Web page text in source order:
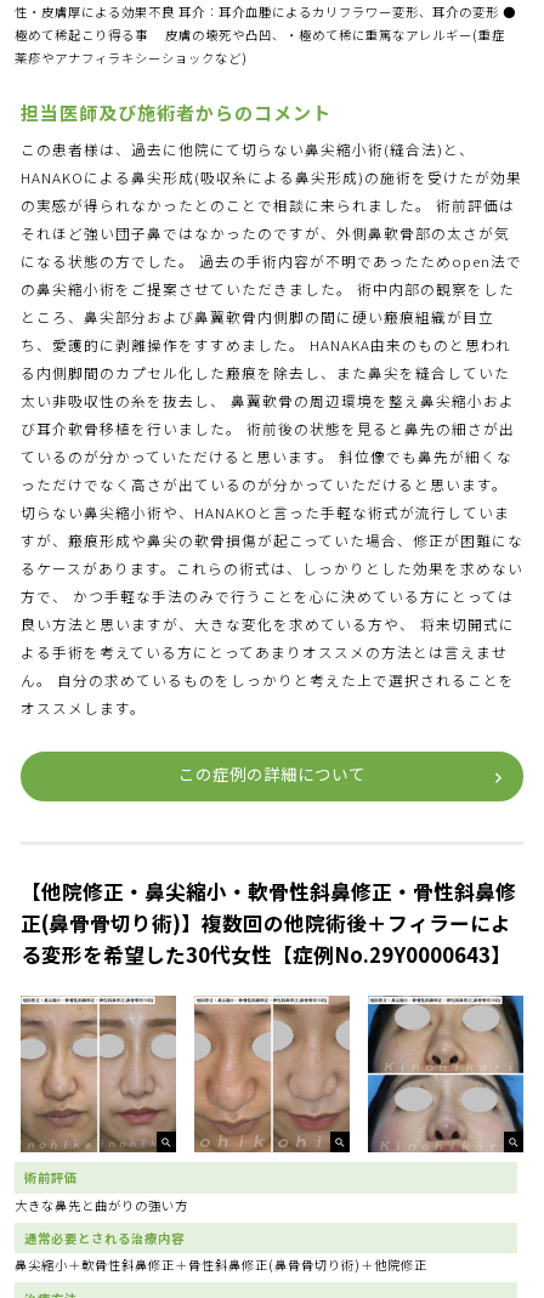
性・皮膚厚による効果不良 耳介：耳介血腫によるカリフラワー変形、耳介の変形 ●
極めて稀起こり得る事 皮膚の壊死や凸凹、・極めて稀に重篤なアレルギー(重症
薬疹やアナフィラキシーショックなど)
担当医師及び施術者からのコメント
この患者様は、過去に他院にて切らない鼻尖縮小術(縫合法)と、
HANAKOによる鼻尖形成(吸収糸による鼻尖形成)の施術を受けたが効果
の実感が得られなかったとのことで相談に来られました。 術前評価は
それほど強い団子鼻ではなかったのですが、外側鼻軟骨部の太さが気
になる状態の方でした。 過去の手術内容が不明であったためopen法で
の鼻尖縮小術をご提案させていただきました。 術中内部の観察をした
ところ、鼻尖部分および鼻翼軟骨内側脚の間に硬い瘢痕組織が目立
ち、愛護的に剥離操作をすすめました。 HANAKA由来のものと思われ
る内側脚間のカプセル化した瘢痕を除去し、また鼻尖を縫合していた
太い非吸収性の糸を抜去し、 鼻翼軟骨の周辺環境を整え鼻尖縮小およ
び耳介軟骨移植を行いました。 術前後の状態を見ると鼻先の細さが出
ているのが分かっていただけると思います。 斜位像でも鼻先が細くな
っただけでなく高さが出ているのが分かっていただけると思います。
切らない鼻尖縮小術や、HANAKOと言った手軽な術式が流行していま
すが、瘢痕形成や鼻尖の軟骨損傷が起こっていた場合、修正が困難にな
るケースがあります。これらの術式は、しっかりとした効果を求めない
方で、 かつ手軽な手法のみで行うことを心に決めている方にとっては
良い方法と思いますが、大きな変化を求めている方や、 将来切開式に
よる手術を考えている方にとってあまりオススメの方法とは言えませ
ん。 自分の求めているものをしっかりと考えた上で選択されることを
オススメします。
この症例の詳細について
【他院修正・鼻尖縮小・軟骨性斜鼻修正・骨性斜鼻修
正(鼻骨骨切り術)】複数回の他院術後＋フィラーによ
る変形を希望した30代女性【症例No.29Y0000643】
術前評価
大きな鼻先と曲がりの強い方
通常必要とされる治療内容
鼻尖縮小＋軟骨性斜鼻修正＋骨性斜鼻修正(鼻骨骨切り術)＋他院修正